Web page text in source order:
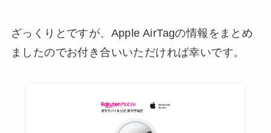
ざっくりとですが、Apple AirTagの情報をまとめ
ましたのでお付き合いいただければ幸いです。